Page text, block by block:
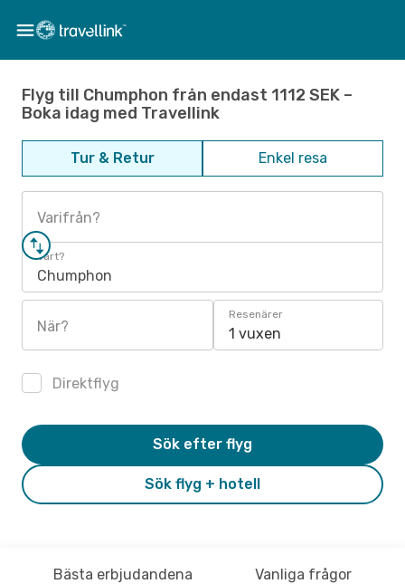
Flyg till Chumphon från endast 1112 SEK –
Boka idag med Travellink
Tur & Retur Enkel resa
Varifrån?
Vart?
Chumphon
När?
Resenärer
1 vuxen
Direktflyg
Sök flyg + hotell
Sök efter flyg
Bästa erbjudandena Vanliga frågor